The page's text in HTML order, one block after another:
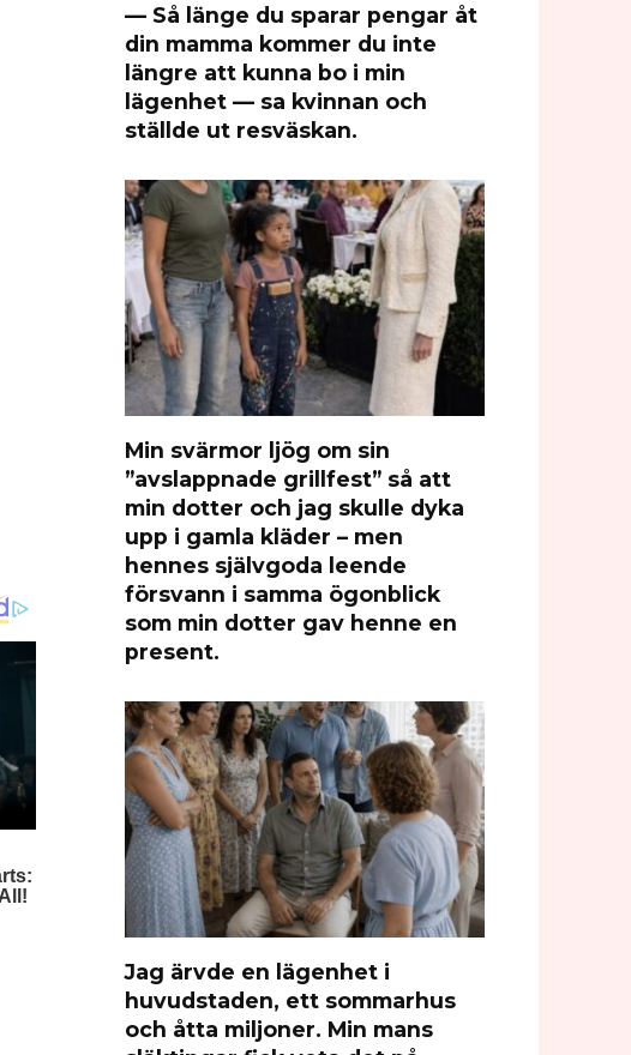
— Så länge du sparar pengar åt
din mamma kommer du inte
längre att kunna bo i min
lägenhet — sa kvinnan och
ställde ut resväskan.
Min svärmor ljög om sin
”avslappnade grillfest” så att
min dotter och jag skulle dyka
upp i gamla kläder – men
hennes självgoda leende
försvann i samma ögonblick
som min dotter gav henne en
present.
Jag ärvde en lägenhet i
huvudstaden, ett sommarhus
och åtta miljoner. Min mans